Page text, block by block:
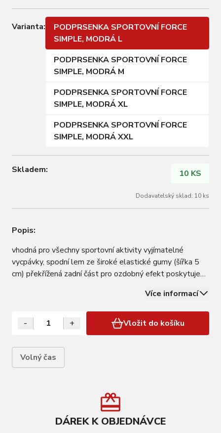
Varianta:
PODPRSENKA SPORTOVNÍ FORCE
SIMPLE, MODRÁ L
PODPRSENKA SPORTOVNÍ FORCE
SIMPLE, MODRÁ M
PODPRSENKA SPORTOVNÍ FORCE
SIMPLE, MODRÁ XL
PODPRSENKA SPORTOVNÍ FORCE
SIMPLE, MODRÁ XXL
Skladem: 10 KS
Dodavatelský sklad: 10 ks
Popis:
vhodná pro všechny sportovní aktivity vyjímatelné
vycpávky, spodní lem ze široké elastické gumy (šířka 5
cm) překřížená zadní část pro ozdobný efekt poskytuje
nylon, 20% elastan vyztužené košíčky: 100% polyester
Více informací
- + Vložit do košíku
Volný čas
DÁREK K OBJEDNÁVCE